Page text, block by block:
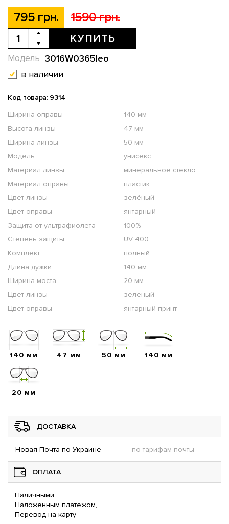
795 грн. 1590 грн.
КУПИТЬ
3016W0365leo
Модель
в наличии
Код товара: 9314
Ширина оправы
140 мм
Высота линзы
47 мм
Ширина линзы
50 мм
Модель
унисекс
Материал линзы
минеральное стекло
Материал оправы
пластик
Цвет линзы
зелёный
Цвет оправы
янтарный
Защита от ультрафиолета
100%
Степень защиты
UV 400
Комплект
полный
Длина дужки
140 мм
Ширина моста
20 мм
Цвет линзы
зеленый
Цвет оправы
янтарный принт
140 мм 47 мм 50 мм 140 мм
20 мм
ДОСТАВКА
Новая Почта по Украине по тарифам почты
ОПЛАТА
Наличными,
Наложенным платежом,
Перевод на карту